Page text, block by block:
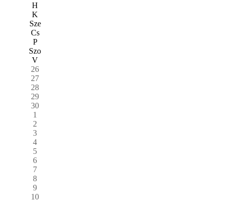
H
K
Sze
Cs
P
Szo
V
26
27
28
29
30
1
2
3
4
5
6
7
8
9
10